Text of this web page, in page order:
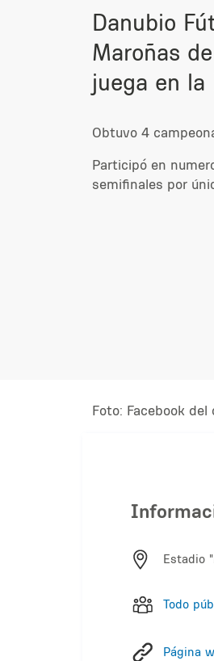
Danubio
Maroñas
juega en la
Obtuvo 4
Participó en
semifinales por
Foto: Facebook del
Estadio
Todo
Página